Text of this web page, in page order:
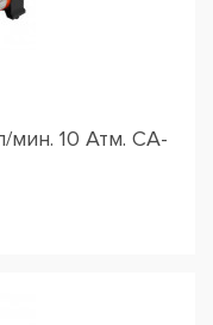
мин. 10 Атм. CA-